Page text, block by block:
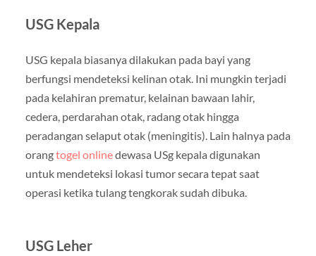
USG Kepala
USG kepala biasanya dilakukan pada bayi yang
berfungsi mendeteksi kelinan otak. Ini mungkin terjadi
pada kelahiran prematur, kelainan bawaan lahir,
cedera, perdarahan otak, radang otak hingga
peradangan selaput otak (meningitis). Lain halnya pada
orangtogel onlinedewasa USg kepala digunakan
untuk mendeteksi lokasi tumor secara tepat saat
operasi ketika tulang tengkorak sudah dibuka.
USG Leher